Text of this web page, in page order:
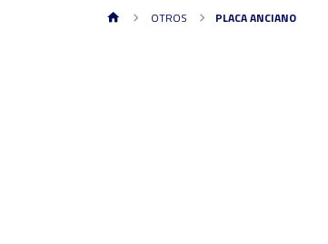
OTROS PLACA ANCIANO